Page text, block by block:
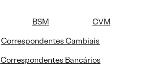
BSM
CVM
Correspondentes Cambiais
Correspondentes Bancários